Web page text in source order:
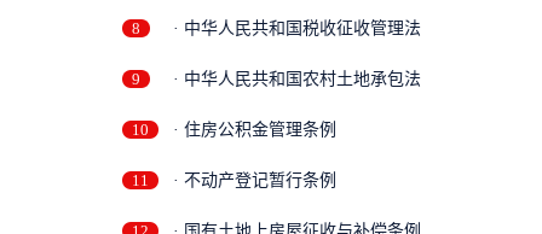
8 · 中华人民共和国税收征收管理法
9 · 中华人民共和国农村土地承包法
10 · 住房公积金管理条例
11 · 不动产登记暂行条例